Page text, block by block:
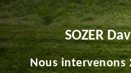
SOZER
Nous intervenons